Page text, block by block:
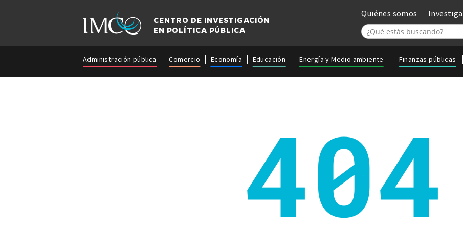
CENTRO DE INVESTIGACIÓN
EN POLÍTICA PÚBLICA
Quiénes somos
Administración pública Comercio Economía Educación Energía y Medio ambiente Finanzas públicas
404